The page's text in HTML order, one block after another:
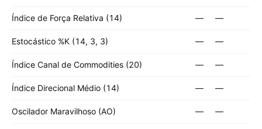
Índice de Força Relativa (14) — —
Estocástico %K (14, 3, 3) — —
Índice Canal de Commodities (20) — —
Índice Direcional Médio (14) — —
Oscilador Maravilhoso (AO) — —